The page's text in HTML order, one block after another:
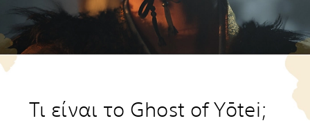
Τι είναι το Ghost of Yōtei;